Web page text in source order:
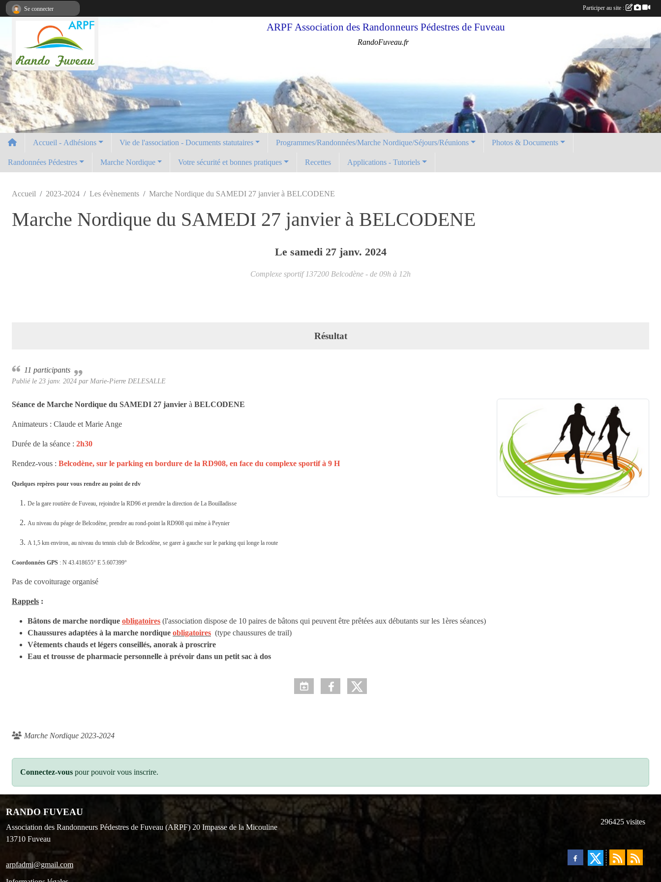
ARPF Association des Randonneurs Pédestres de Fuveau
RandoFuveau.fr
Accueil - Adhésions Vie de l'association - Documents statutaires Programmes/Randonnées/Marche Nordique/Séjours/Réunions Photos & Documents
Randonnées Pédestres Marche Nordique Votre sécurité et bonnes pratiques Recettes Applications - Tutoriels
Accueil 2023-2024 Les évènements Marche Nordique du SAMEDI 27 janvier à BELCODENE
Marche Nordique du SAMEDI 27 janvier à BELCODENE
Le samedi 27 janv. 2024
Complexe sportif 137200 Belcodène - de 09h à 12h
Résultat
11 participants
Publié le 23 janv. 2024 par Marie-Pierre DELESALLE
Séance de Marche Nordique du SAMEDI 27 janvier à BELCODENE
Animateurs : Claude et Marie Ange
Durée de la séance : 2h30
Rendez-vous : Belcodène, sur le parking en bordure de la RD908, en face du complexe sportif à 9 H
Quelques repères pour vous rendre au point de rdv
De la gare routière de Fuveau, rejoindre la RD96 et prendre la direction de La Bouilladisse
Au niveau du péage de Belcodène, prendre au rond-point la RD908 qui mène à Peynier
A 1,5 km environ, au niveau du tennis club de Belcodène, se garer à gauche sur le parking qui longe la route
Coordonnées GPS : N 43.418655° E 5.607399°
Pas de covoiturage organisé
Rappels :
Bâtons de marche nordique obligatoires (l'association dispose de 10 paires de bâtons qui peuvent être prêtées aux débutants sur les 1ères séances)
Chaussures adaptées à la marche nordique obligatoires (type chaussures de trail)
Vêtements chauds et légers conseillés, anorak à proscrire
Eau et trousse de pharmacie personnelle à prévoir dans un petit sac à dos
Marche Nordique 2023-2024
Connectez-vous pour pouvoir vous inscrire.
RANDO FUVEAU
Association des Randonneurs Pédestres de Fuveau (ARPF) 20 Impasse de la Micouline
13710 Fuveau
arpfadmi@gmail.com
296425 visites
Se connecter Participer au site :
Panneau de gestion des cookies